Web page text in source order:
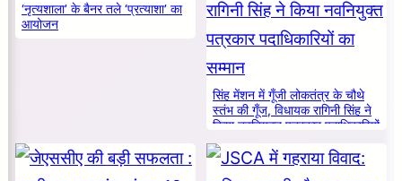
‘नृत्यशाला’ के बैनर तले ‘प्रत्याशा’ का
आयोजन
सिंह मेंशन में गूँजी लोकतंत्र के चौथे
स्तंभ की गूँज, विधायक रागिनी सिंह ने
किया नवनियुक्त पत्रकार पदाधिकारियों
का सम्मान